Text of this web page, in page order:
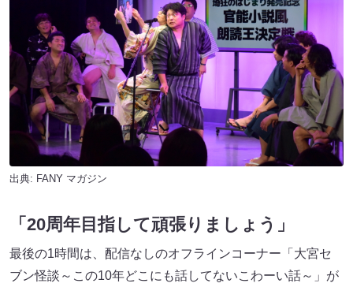
出典: FANY マガジン
「20周年目指して頑張りましょう」
最後の1時間は、配信なしのオフラインコーナー「大宮セ
ブン怪談～この10年どこにも話してないこわーい話～」が